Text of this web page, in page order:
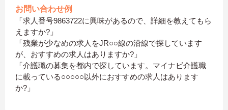
お問い合わせ例
「求人番号9863722に興味があるので、詳細を教えてもら
えますか?」
「残業が少なめの求人をJR○○線の沿線で探しています
が、おすすめの求人はありますか?」
「介護職の募集を都内で探しています。マイナビ介護職
に載っている○○○○○以外におすすめの求人はあります
か?」